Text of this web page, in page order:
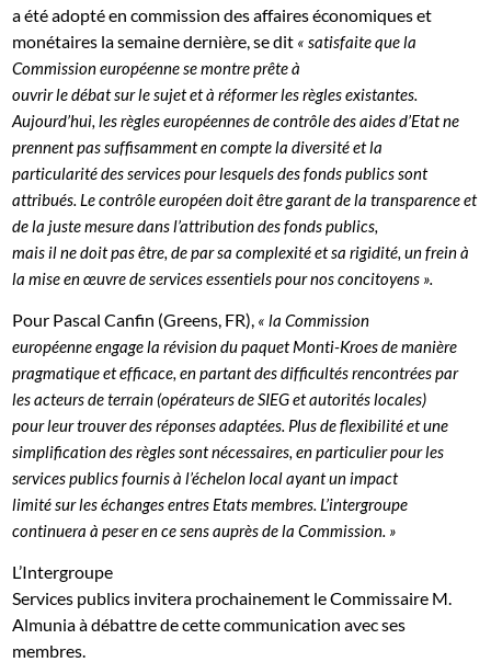
a été adopté en commission des affaires économiques et
monétaires la semaine dernière, se dit « satisfaite que la
Commission européenne se montre prête à
ouvrir le débat sur le sujet et à réformer les règles existantes.
Aujourd’hui, les règles européennes de contrôle des aides d’Etat ne
prennent pas suffisamment en compte la diversité et la
particularité des services pour lesquels des fonds publics sont
attribués. Le contrôle européen doit être garant de la transparence et
de la juste mesure dans l’attribution des fonds publics,
mais il ne doit pas être, de par sa complexité et sa rigidité, un frein à
la mise en œuvre de services essentiels pour nos concitoyens ».
Pour Pascal Canfin (Greens, FR), « la Commission
européenne engage la révision du paquet Monti-Kroes de manière
pragmatique et efficace, en partant des difficultés rencontrées par
les acteurs de terrain (opérateurs de SIEG et autorités locales)
pour leur trouver des réponses adaptées. Plus de flexibilité et une
simplification des règles sont nécessaires, en particulier pour les
services publics fournis à l’échelon local ayant un impact
limité sur les échanges entres Etats membres. L’intergroupe
continuera à peser en ce sens auprès de la Commission. »
L’Intergroupe
Services publics invitera prochainement le Commissaire M.
Almunia à débattre de cette communication avec ses
membres.